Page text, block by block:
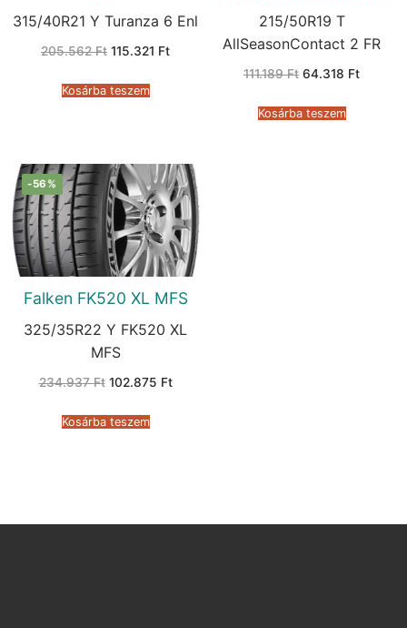
315/40R21 Y Turanza 6 Enl
205.562Ft Original
205.562 Ft.
115.321 FtCurrent
Kosárba teszem
215/50R19 T
AllSeasonContact 2 FR
111.189Ft Original
111.189 Ft.
64.318 FtCurrent
Kosárba teszem
-56%
Falken FK520 XL MFS
325/35R22 Y FK520 XL
MFS
234.937Ft Original
234.937 Ft.
102.875 FtCurrent
Kosárba teszem